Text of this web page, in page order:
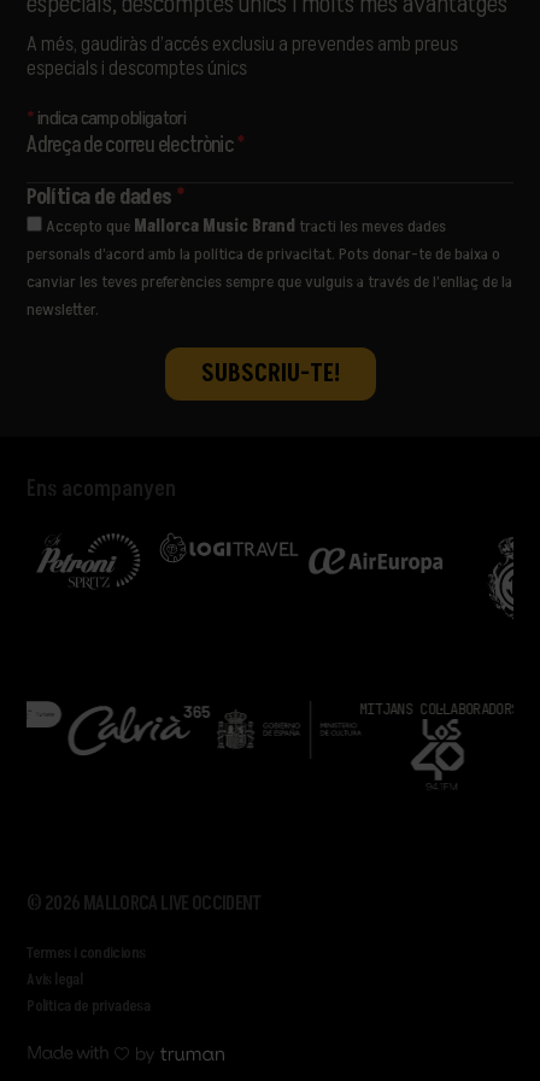
SAMURAÏ
SORÄ
STANDSTILL
THE LIBERTINES
THE PAISLEY DAZE
THE PRODIGY
ULTRALIGERA
VËNKMAN
VIVA SUECIA
YES AND MAYBE
A més, gaudiràs d’accés exclusiu a prevendes amb preus
especials i descomptes únics
*indica camp obligatori
Adreça de correu electrònic*
Política de dades *
Accepto que Mallorca Music Brand tracti les meves dades
personals d’acord amb la política de privacitat. Pots donar-te de baixa o
canviar les teves preferències sempre que vulguis a través de l’enllaç de la
newsletter.
Ens acompanyen
MITJANS COL·LABORADORS
© 2026 MALLORCA LIVE OCCIDENT
Termes i condicions
Avís legal
Política de privadesa